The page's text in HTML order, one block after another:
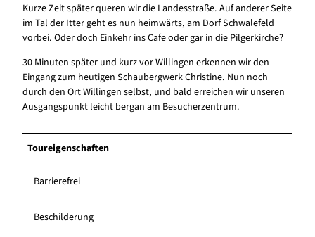
Kurze Zeit später queren wir die Landesstraße. Auf anderer Seite
im Tal der Itter geht es nun heimwärts, am Dorf Schwalefeld
vorbei. Oder doch Einkehr ins Cafe oder gar in die Pilgerkirche?
30 Minuten später und kurz vor Willingen erkennen wir den
Eingang zum heutigen Schaubergwerk Christine. Nun noch
durch den Ort Willingen selbst, und bald erreichen wir unseren
Ausgangspunkt leicht bergan am Besucherzentrum.
Toureigenschaften
Barrierefrei
Beschilderung